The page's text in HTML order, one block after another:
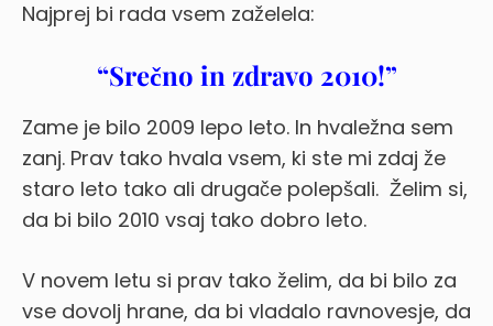
Najprej bi rada vsem zaželela:
“Srečno in zdravo 2010!”
Zame je bilo 2009 lepo leto. In hvaležna sem
zanj. Prav tako hvala vsem, ki ste mi zdaj že
staro leto tako ali drugače polepšali. Želim si,
da bi bilo 2010 vsaj tako dobro leto.
V novem letu si prav tako želim, da bi bilo za
vse dovolj hrane, da bi vladalo ravnovesje, da